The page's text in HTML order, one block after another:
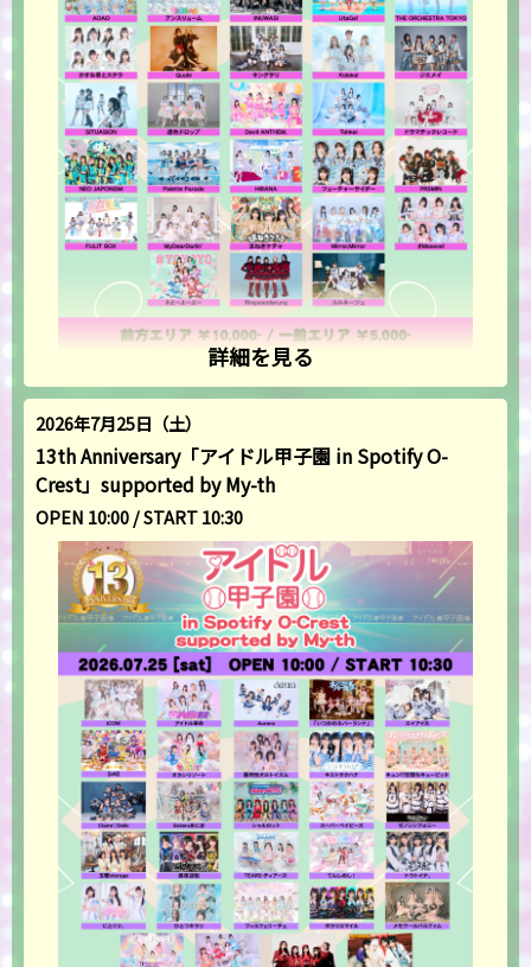
詳細を見る
2026年7月25日（土）
13th Anniversary「アイドル甲子園 in Spotify O-
Crest」supported by My-th
OPEN 10:00 / START 10:30